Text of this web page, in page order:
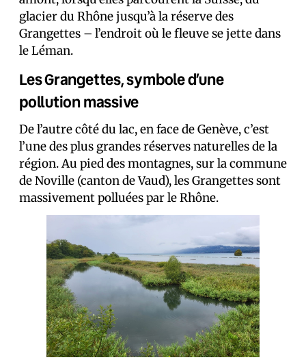
glacier du Rhône jusqu’à la réserve des
Grangettes – l’endroit où le fleuve se jette dans
le Léman.
Les Grangettes, symbole d’une
pollution massive
De l’autre côté du lac, en face de Genève, c’est
l’une des plus grandes réserves naturelles de la
région. Au pied des montagnes, sur la commune
de Noville (canton de Vaud), les Grangettes sont
massivement polluées par le Rhône.